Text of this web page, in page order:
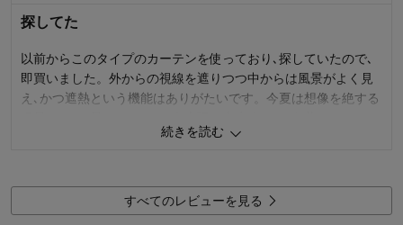
使用場所： 寝室
購入のきっかけ： 買い替え、ネットで見つけて
商品を使う人： 自分
探してた
以前からこのタイプのカーテンを使っており､探していたので､
即買いました。外からの視線を遮りつつ中からは風景がよく見
え､かつ遮熱という機能はありがたいです。今夏は想像を絶する
カーテンに比べると､遮熱効果が出ているように思います。
機能
4.0
続きを読む
すべてのレビューを見る